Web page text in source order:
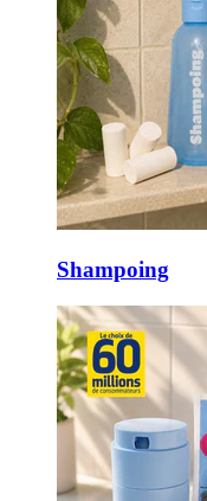
Shampoing